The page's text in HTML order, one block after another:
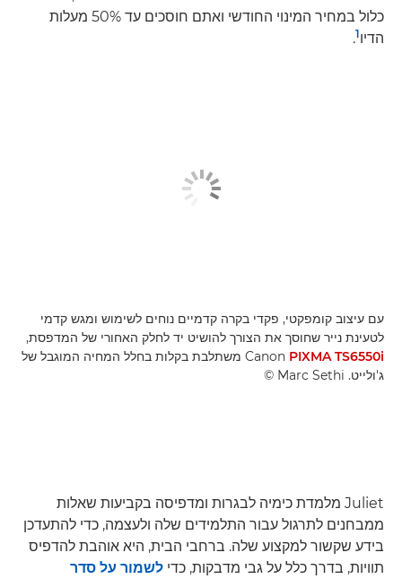
כלול במחיר המינוי החודשי ואתם חוסכים עד 50% מעלות
הדיו1
.
עם עיצוב קומפקטי, פקדי בקרה קדמיים נוחים לשימוש ומגש קדמי
לטעינת נייר שחוסך את הצורך להושיט יד לחלק האחורי של המדפסת,
Canon PIXMA TS6550i
משתלבת בקלות בחלל המחיה המוגבל של
ג'ולייט. ‎© Marc Sethi
Juliet מלמדת כימיה לבגרות ומדפיסה בקביעות שאלות
ממבחנים לתרגול עבור התלמידים שלה ולעצמה, כדי להתעדכן
בידע שקשור למקצוע שלה. ברחבי הבית, היא אוהבת להדפיס
תוויות, בדרך כלל על גבי מדבקות, כדי לשמור על סדר